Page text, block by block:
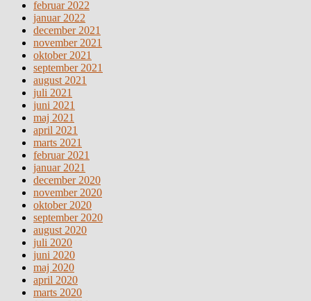
februar 2022
januar 2022
december 2021
november 2021
oktober 2021
september 2021
august 2021
juli 2021
juni 2021
maj 2021
april 2021
marts 2021
februar 2021
januar 2021
december 2020
november 2020
oktober 2020
september 2020
august 2020
juli 2020
juni 2020
maj 2020
april 2020
marts 2020